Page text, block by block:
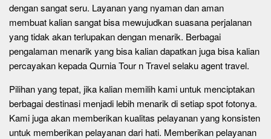
dengan sangat seru. Layanan yang nyaman dan aman
membuat kalian sangat bisa mewujudkan suasana perjalanan
yang tidak akan terlupakan dengan menarik. Berbagai
pengalaman menarik yang bisa kalian dapatkan juga bisa kalian
percayakan kepada Qurnia Tour n Travel selaku agent travel.
Pilihan yang tepat, jika kalian memilih kami untuk menciptakan
berbagai destinasi menjadi lebih menarik di setiap spot fotonya.
Kami juga akan memberikan kualitas pelayanan yang konsisten
untuk memberikan pelayanan dari hati. Memberikan pelayanan